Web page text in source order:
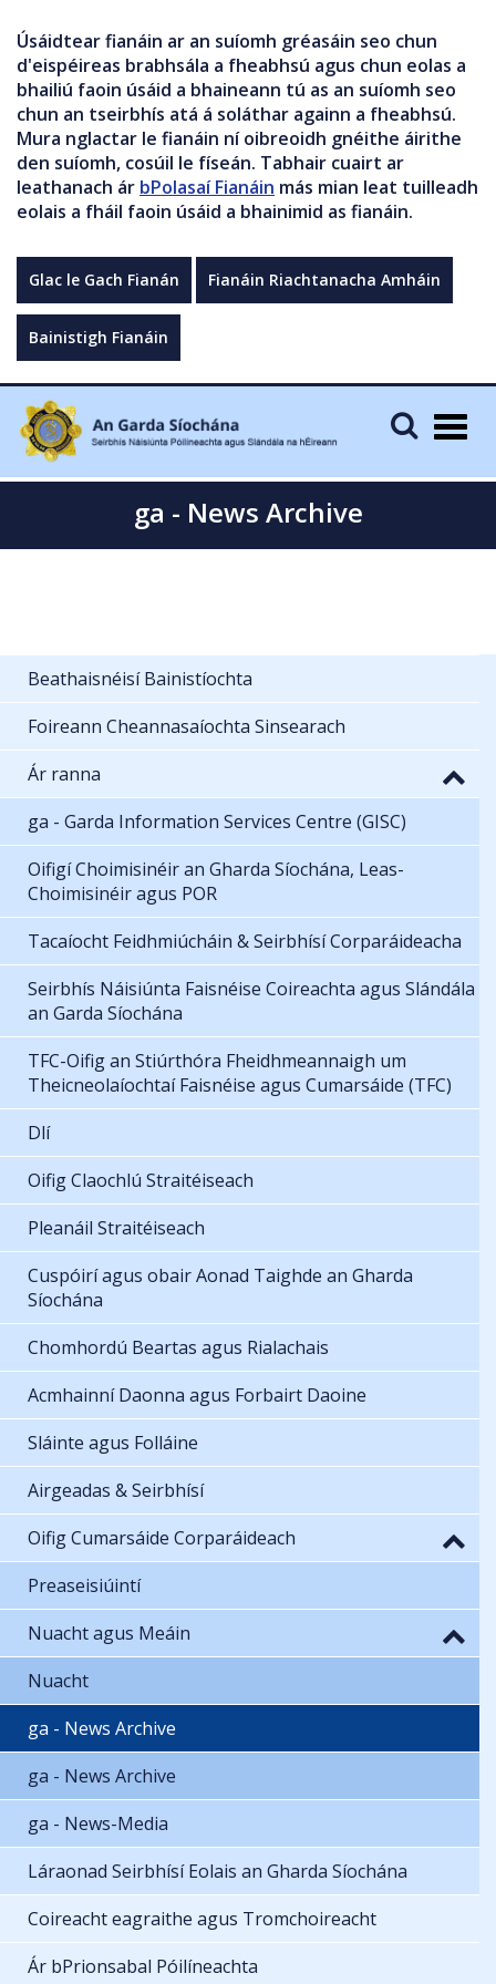
Úsáidtear fianáin ar an suíomh gréasáin seo chun
d'eispéireas brabhsála a fheabhsú agus chun eolas a
bhailiú faoin úsáid a bhaineann tú as an suíomh seo
chun an tseirbhís atá á soláthar againn a fheabhsú.
Mura nglactar le fianáin ní oibreoidh gnéithe áirithe
den suíomh, cosúil le físeán. Tabhair cuairt ar
leathanach ár bPolasaí Fianáin más mian leat tuilleadh
eolais a fháil faoin úsáid a bhainimid as fianáin.
Glac le Gach Fianán Fianáin Riachtanacha Amháin
Bainistigh Fianáin
ga - News Archive
Beathaisnéisí Bainistíochta
Foireann Cheannasaíochta Sinsearach
Ár ranna
ga - Garda Information Services Centre (GISC)
Oifigí Choimisinéir an Gharda Síochána, Leas-
Choimisinéir agus POR
Tacaíocht Feidhmiúcháin & Seirbhísí Corparáideacha
Seirbhís Náisiúnta Faisnéise Coireachta agus Slándála
an Garda Síochána
TFC-Oifig an Stiúrthóra Fheidhmeannaigh um
Theicneolaíochtaí Faisnéise agus Cumarsáide (TFC)
Dlí
Oifig Claochlú Straitéiseach
Pleanáil Straitéiseach
Cuspóirí agus obair Aonad Taighde an Gharda
Síochána
Chomhordú Beartas agus Rialachais
Acmhainní Daonna agus Forbairt Daoine
Sláinte agus Folláine
Airgeadas & Seirbhísí
Oifig Cumarsáide Corparáideach
Preaseisiúintí
Nuacht agus Meáin
Nuacht
ga - News Archive
ga - News Archive
ga - News-Media
Láraonad Seirbhísí Eolais an Gharda Síochána
Coireacht eagraithe agus Tromchoireacht
Ár bPrionsabal Póilíneachta